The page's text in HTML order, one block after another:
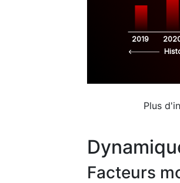
2019
Plus
Facteurs